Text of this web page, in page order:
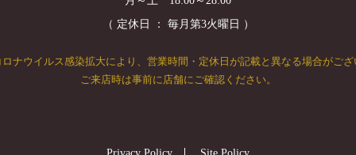
（ 定休日 ： 毎月第3火曜日 ）
ナウイルス感染拡大により、 営業時間・定休日が記載と異なる場合がご
ご来店時は事前に店舗にご確認ください。